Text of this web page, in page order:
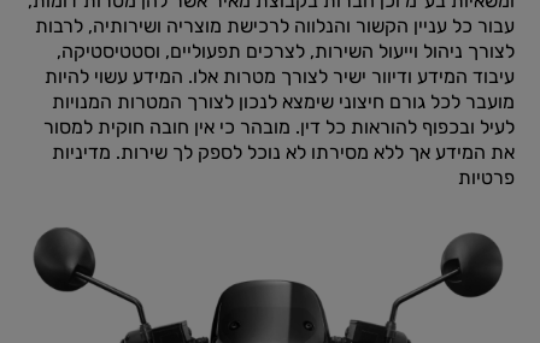
עבור כל עניין הקשור והנלווה לרכישת מוצריה ושירותיה, לרבות
לצורך ניהול וייעול השירות, לצרכים תפעוליים, וסטטיסטיקה,
עיבוד המידע ודיוור ישיר לצורך מטרות אלו. המידע עשוי להיות
מועבר לכל גורם חיצוני שימצא לנכון לצורך המטרות המנויות
לעיל ובכפוף להוראות כל דין. מובהר כי אין חובה חוקית למסור
את המידע אך ללא מסירתו לא נוכל לספק לך שירות. מדיניות
פרטיות